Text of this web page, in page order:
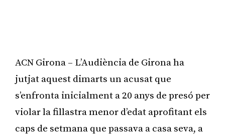
ACN Girona – L’Audiència de Girona ha
jutjat aquest dimarts un acusat que
s’enfronta inicialment a 20 anys de presó per
violar la fillastra menor d’edat aprofitant els
caps de setmana que passava a casa seva, a